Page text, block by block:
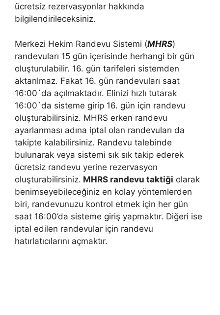
ücretsiz rezervasyonlar hakkında
bilgilendirileceksiniz.
Merkezi Hekim Randevu Sistemi (MHRS)
randevuları 15 gün içerisinde herhangi bir gün
oluşturulabilir. 16. gün tarifeleri sistemden
aktarılmaz. Fakat 16. gün randevuları saat
16:00`da açılmaktadır. Elinizi hızlı tutarak
16:00`da sisteme girip 16. gün için randevu
oluşturabilirsiniz. MHRS erken randevu
ayarlanması adına iptal olan randevuları da
takipte kalabilirsiniz. Randevu talebinde
bulunarak veya sistemi sık sık takip ederek
ücretsiz randevu yerine rezervasyon
oluşturabilirsiniz. MHRS randevu taktiği olarak
benimseyebileceğiniz en kolay yöntemlerden
biri, randevunuzu kontrol etmek için her gün
saat 16:00’da sisteme giriş yapmaktır. Diğeri ise
iptal edilen randevular için randevu
hatırlatıcılarını açmaktır.